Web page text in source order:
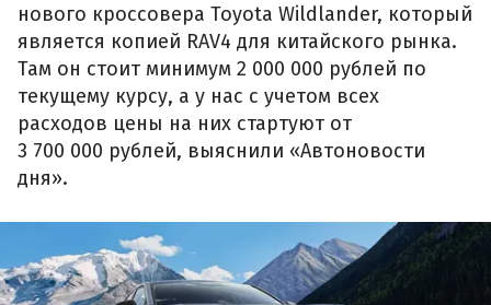
нового кроссовера Toyota Wildlander, который
является копией RAV4 для китайского рынка.
Там он стоит минимум 2 000 000 рублей по
текущему курсу, а у нас с учетом всех
расходов цены на них стартуют от
3 700 000 рублей, выяснили «Автоновости
дня».